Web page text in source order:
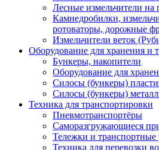
Лесные измельчители на
Камнедробилки,
ротоваторы, дорожные
Измельчители веток
Оборудование для хранения и
Бункеры, накопители
Оборудование для
Силосы (бункеры)
Силосы (бункеры)
Техника для транспортировки
Пневмотранспортёры
Саморазгружающиеся
Тележки и транспортные
Техника для перевозки